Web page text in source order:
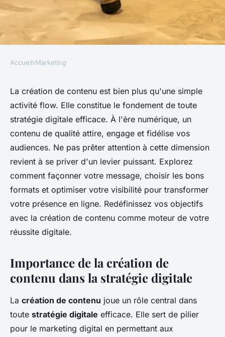
Création de contenu : pilier de
la stratégie digitale
Lucas•9 octobre 2024•8 min de lecture
Accueil›Marketing
La création de contenu est bien plus qu'une simple
activité flow. Elle constitue le fondement de toute
stratégie digitale efficace. À l'ère numérique, un
contenu de qualité attire, engage et fidélise vos
audiences. Ne pas prêter attention à cette dimension
revient à se priver d'un levier puissant. Explorez
comment façonner votre message, choisir les bons
formats et optimiser votre visibilité pour transformer
votre présence en ligne. Redéfinissez vos objectifs
avec la création de contenu comme moteur de votre
réussite digitale.
Importance de la création de
contenu dans la stratégie digitale
La création de contenu joue un rôle central dans
toute stratégie digitale efficace. Elle sert de pilier
pour le marketing digital en permettant aux